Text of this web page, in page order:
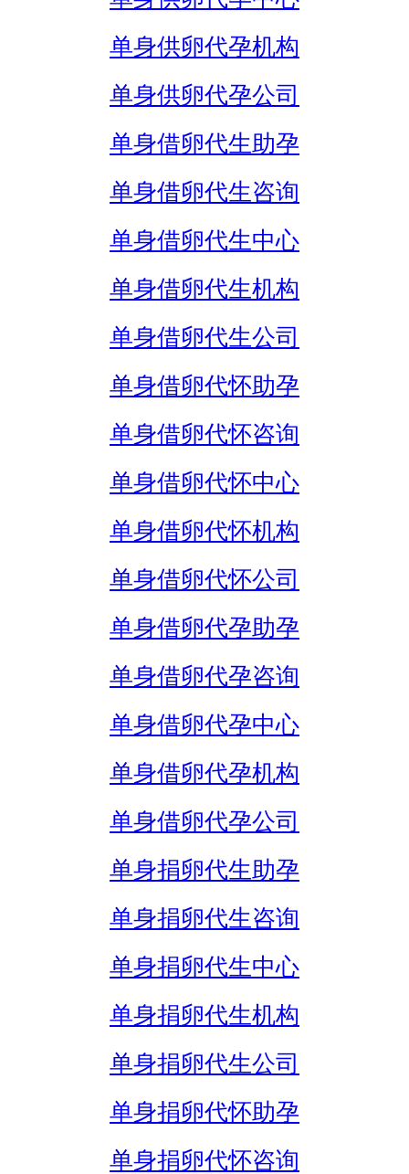
单身供卵代孕机构
单身供卵代孕公司
单身借卵代生助孕
单身借卵代生咨询
单身借卵代生中心
单身借卵代生机构
单身借卵代生公司
单身借卵代怀助孕
单身借卵代怀咨询
单身借卵代怀中心
单身借卵代怀机构
单身借卵代怀公司
单身借卵代孕助孕
单身借卵代孕咨询
单身借卵代孕中心
单身借卵代孕机构
单身借卵代孕公司
单身捐卵代生助孕
单身捐卵代生咨询
单身捐卵代生中心
单身捐卵代生机构
单身捐卵代生公司
单身捐卵代怀助孕
单身捐卵代怀咨询